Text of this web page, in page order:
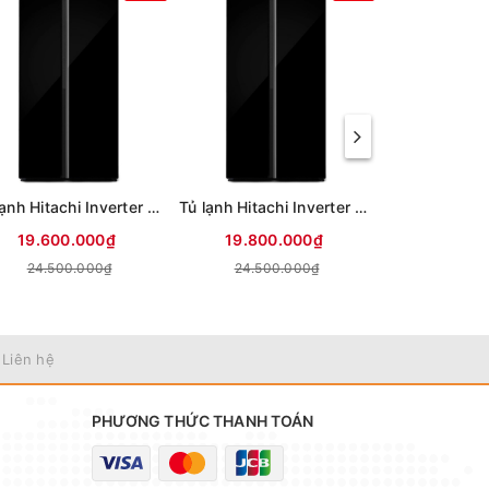
Tủ lạnh Hitachi Inverter 653 lít Side By Side HRSN9713ESAUVN (Mới 2026)
19.600.000₫
24.500.000₫
Tủ lạnh Hitachi Inverter 656 lít Side By Side HRSN9713ESUVN (Mới 2026)
19.800.000₫
24.500.000₫
hệ
PHƯƠNG THỨC THANH TOÁN